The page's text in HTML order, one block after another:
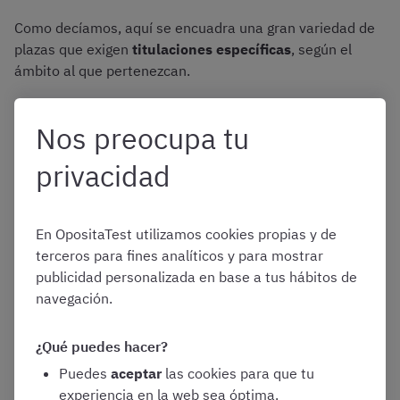
Como decíamos, aquí se encuadra una gran variedad de
plazas que exigen titulaciones específicas, según el
ámbito al que pertenezcan.
la capital sevillana, podemos mencionar las de
Arquitecto Técnico, Ingeniero Técnico Industrial,
Delineante, Técnico Auxiliar de Informática, etc.
número de plazas que en las del ámbito administrativo,
aunque también suelen presentarse menos candidatos.
Ayuntamiento de Sevilla:
oposiciones de Policía Local
Nos preocupa tu
privacidad
En OpositaTest utilizamos cookies propias y de
terceros para fines analíticos y para mostrar
publicidad personalizada en base a tus hábitos de
navegación.
¿Qué puedes hacer?
Puedes aceptar las cookies para que tu
experiencia en la web sea óptima.